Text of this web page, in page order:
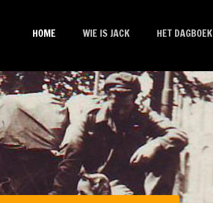
HOME WIE IS JACK HET DAGBOEK